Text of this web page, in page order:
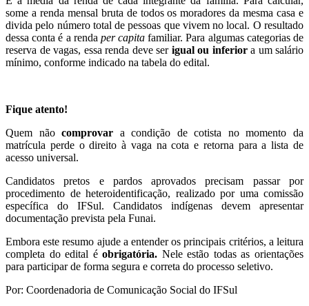
some a renda mensal bruta de todos os moradores da mesma casa e
divida pelo número total de pessoas que vivem no local. O resultado
dessa conta é a renda per capita familiar. Para algumas categorias de
reserva de vagas, essa renda deve ser igual ou inferiora um salário
mínimo, conforme indicado na tabela do edital.
Fique atento!
Quem nãocomprovar a condição de cotista no momento da
matrícula perde o direito à vaga na cota e retorna para a lista de
acesso universal.
Candidatos pretos e pardos aprovados precisam passar por
procedimento de heteroidentificação, realizado por uma comissão
específica do IFSul. Candidatos indígenas devem apresentar
documentação prevista pela Funai.
Embora este resumo ajude a entender os principais critérios, a leitura
completa do edital éobrigatória. Nele estão todas as orientações
para participar de forma segura e correta do processo seletivo.
Por: Coordenadoria de Comunicação Social do IFSul